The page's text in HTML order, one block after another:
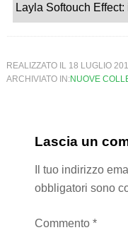
Layla Softouch
REALIZZATO IL 18 LUGLIO
ARCHIVIATO IN:NUOVE
Lascia un
Il tuo indirizzo
obbligatori sono
Commento *